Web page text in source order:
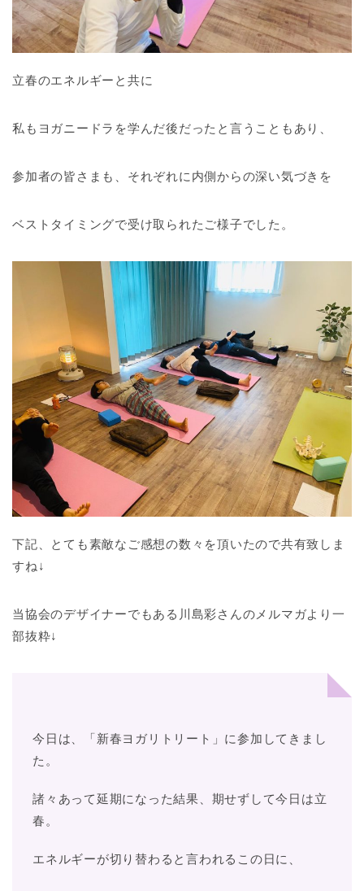
立春のエネルギーと共に
私もヨガニードラを学んだ後だったと言うこともあり、
参加者の皆さまも、それぞれに内側からの深い気づきを
ベストタイミングで受け取られたご様子でした。
下記、とても素敵なご感想の数々を頂いたので共有致しま
すね↓
当協会のデザイナーでもある川島彩さんのメルマガより一
部抜粋↓
今日は、「新春ヨガリトリート」に参加してきまし
た。
諸々あって延期になった結果、期せずして今日は立
春。
エネルギーが切り替わると言われるこの日に、